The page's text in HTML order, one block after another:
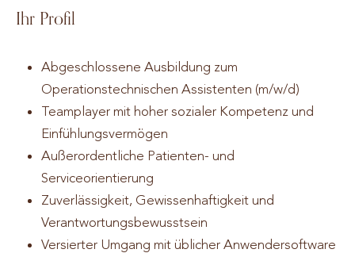
Ihr Profil
Abgeschlossene Ausbildung zum
Operationstechnischen Assistenten (m/w/d)
Teamplayer mit hoher sozialer Kompetenz und
Einfühlungsvermögen
Außerordentliche Patienten- und
Serviceorientierung
Zuverlässigkeit, Gewissenhaftigkeit und
Verantwortungsbewusstsein
Versierter Umgang mit üblicher Anwendersoftware